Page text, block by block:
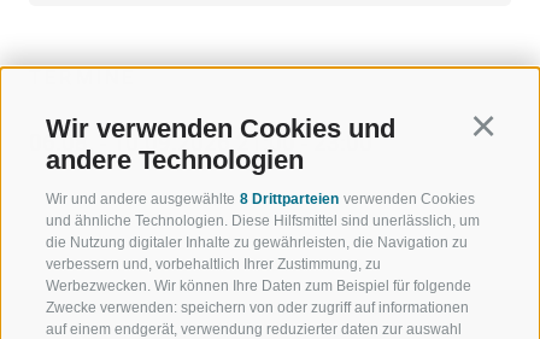
Wir verwenden Cookies und
andere Technologien
Wir und andere ausgewählte 8 Drittparteien verwenden Cookies
und ähnliche Technologien. Diese Hilfsmittel sind unerlässlich, um
die Nutzung digitaler Inhalte zu gewährleisten, die Navigation zu
verbessern und, vorbehaltlich Ihrer Zustimmung, zu
Werbezwecken. Wir können Ihre Daten zum Beispiel für folgende
Zwecke verwenden: speichern von oder zugriff auf informationen
auf einem endgerät, verwendung reduzierter daten zur auswahl
06.08. - 10.09.2026 21:00 - 23:00